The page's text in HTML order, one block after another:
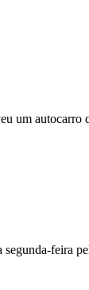
um autocarro
feira